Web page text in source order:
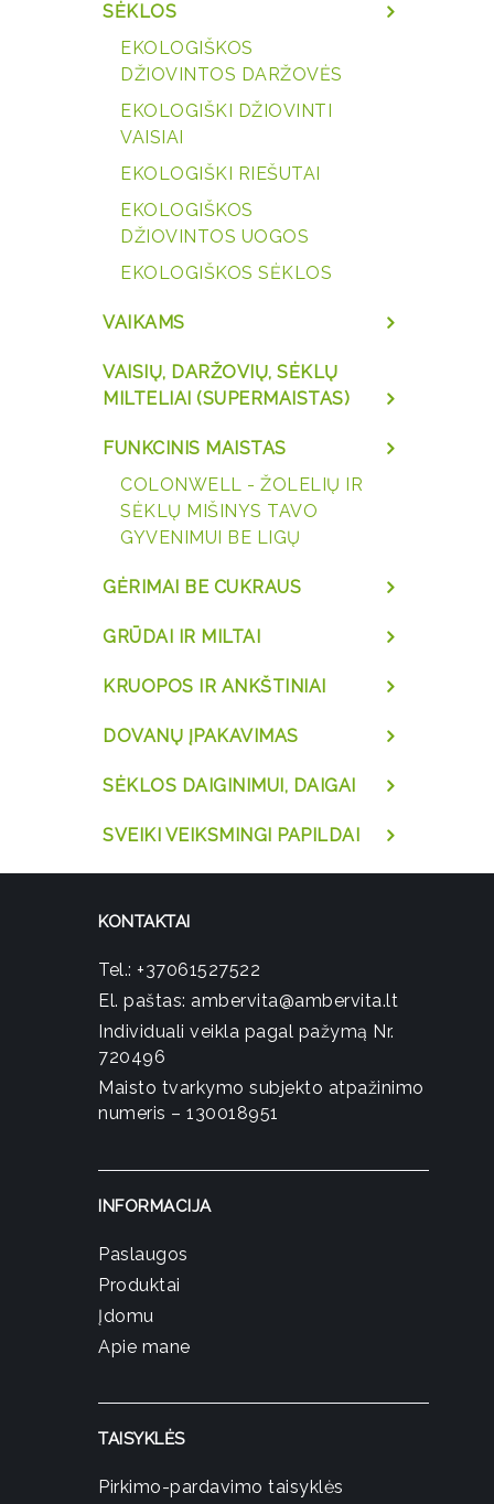
SĖKLOS
EKOLOGIŠKOS
DŽIOVINTOS DARŽOVĖS
EKOLOGIŠKI DŽIOVINTI
VAISIAI
EKOLOGIŠKI RIEŠUTAI
EKOLOGIŠKOS
DŽIOVINTOS UOGOS
EKOLOGIŠKOS SĖKLOS
VAIKAMS
VAISIŲ, DARŽOVIŲ, SĖKLŲ
MILTELIAI (SUPERMAISTAS)
FUNKCINIS MAISTAS
COLONWELL - ŽOLELIŲ IR
SĖKLŲ MIŠINYS TAVO
GYVENIMUI BE LIGŲ
GĖRIMAI BE CUKRAUS
GRŪDAI IR MILTAI
KRUOPOS IR ANKŠTINIAI
DOVANŲ ĮPAKAVIMAS
SĖKLOS DAIGINIMUI, DAIGAI
SVEIKI VEIKSMINGI PAPILDAI
KONTAKTAI
Tel.: +37061527522
El. paštas: ambervita@ambervita.lt
Individuali veikla pagal pažymą Nr.
720496
Maisto tvarkymo subjekto atpažinimo
numeris – 130018951
INFORMACIJA
Paslaugos
Produktai
Įdomu
Apie mane
TAISYKLĖS
Pirkimo-pardavimo taisyklės